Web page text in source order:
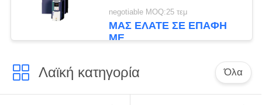
μηχανή
negotiable MOQ:25 τεμ
ΜΑΣ ΕΛΆΤΕ ΣΕ ΕΠΑΦΉ
ΜΕ
Λαϊκή κατηγορία Όλα